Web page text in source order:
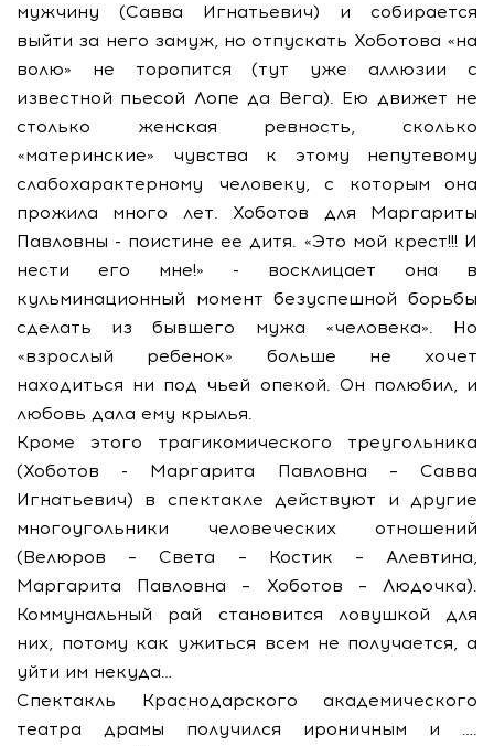
мужчину (Савва Игнатьевич) и собирается
выйти за него замуж, но отпускать Хоботова «на
волю» не торопится (тут уже аллюзии с
известной пьесой Лопе да Вега). Ею движет не
столько женская ревность, сколько
«материнские» чувства к этому непутевому
слабохарактерному человеку, с которым она
прожила много лет. Хоботов для Маргариты
Павловны - поистине ее дитя. «Это мой крест!!! И
нести его мне!» - восклицает она в
кульминационный момент безуспешной борьбы
сделать из бывшего мужа «человека». Но
«взрослый ребенок» больше не хочет
находиться ни под чьей опекой. Он полюбил, и
любовь дала ему крылья.
Кроме этого трагикомического треугольника
(Хоботов - Маргарита Павловна – Савва
Игнатьевич) в спектакле действуют и другие
многоугольники человеческих отношений
(Велюров – Света – Костик – Алевтина,
Маргарита Павловна – Хоботов – Людочка).
Коммунальный рай становится ловушкой для
них, потому как ужиться всем не получается, а
уйти им некуда…
Спектакль Краснодарского академического
театра драмы получился ироничным и ….